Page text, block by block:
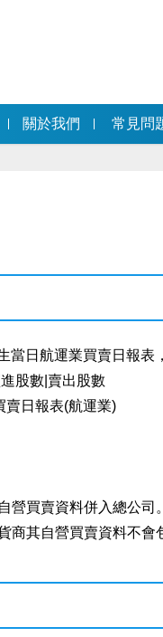
關於我們 常見問
當日航運業買賣日報
股數|賣出股數
賣日報表(航運業)
營買賣資料併入總公司。
商其自營買賣資料不會